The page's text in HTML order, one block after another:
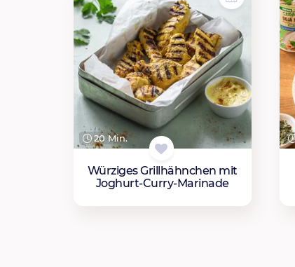
20 Min.
Würziges Grillhähnchen mit
Joghurt-Curry-Marinade